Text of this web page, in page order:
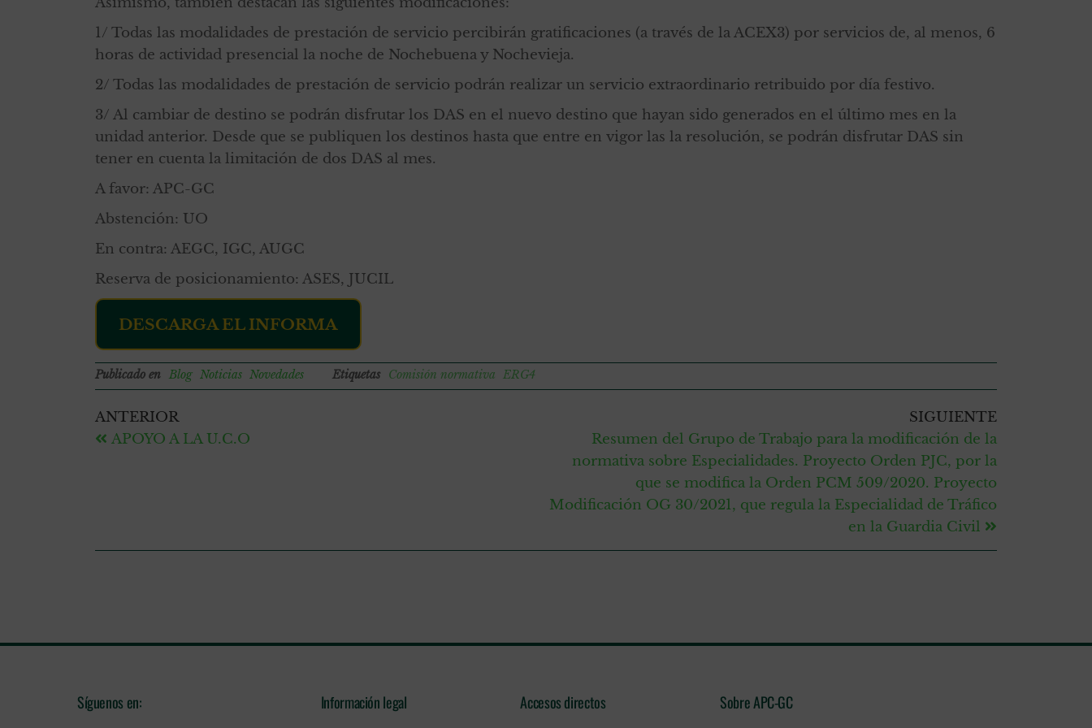
1/ Todas las modalidades de prestación de servicio percibirán gratificaciones (a través de la ACEX3) por servicios de, al menos, 6
horas de actividad presencial la noche de Nochebuena y Nochevieja.
2/ Todas las modalidades de prestación de servicio podrán realizar un servicio extraordinario retribuido por día festivo.
3/ Al cambiar de destino se podrán disfrutar los DAS en el nuevo destino que hayan sido generados en el último mes en la
unidad anterior. Desde que se publiquen los destinos hasta que entre en vigor las la resolución, se podrán disfrutar DAS sin
tener en cuenta la limitación de dos DAS al mes.
A favor: APC-GC
Abstención: UO
En contra: AEGC, IGC, AUGC
Reserva de posicionamiento: ASES, JUCIL
DESCARGA EL INFORMA
Publicado en Blog Noticias Novedades Etiquetas Comisión normativa ERG4
ANTERIOR
APOYO A LA U.C.O
SIGUIENTE
Resumen del Grupo de Trabajo para la modificación de la
normativa sobre Especialidades. Proyecto Orden PJC, por la
que se modifica la Orden PCM 509/2020. Proyecto
Modificación OG 30/2021, que regula la Especialidad de Tráfico
en la Guardia Civil
Síguenos en: Información legal Accesos directos Sobre APC-GC